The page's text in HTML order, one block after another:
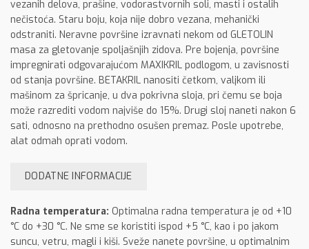
vezanih delova, prašine, vodorastvornih soli, masti i ostalih
nečistoća. Staru boju, koja nije dobro vezana, mehanički
odstraniti. Neravne površine izravnati nekom od GLETOLIN
masa za gletovanje spoljašnjih zidova. Pre bojenja, površine
impregnirati odgovarajućom MAXIKRIL podlogom, u zavisnosti
od stanja površine. BETAKRIL nanositi četkom, valjkom ili
mašinom za špricanje, u dva pokrivna sloja, pri čemu se boja
može razrediti vodom najviše do 15%. Drugi sloj naneti nakon 6
sati, odnosno na prethodno osušen premaz. Posle upotrebe,
alat odmah oprati vodom.
DODATNE INFORMACIJE
Radna temperatura: Optimalna radna temperatura je od +10
°C do +30 °C. Ne sme se koristiti ispod +5 °C, kao i po jakom
suncu, vetru, magli i kiši. Sveže nanete površine, u optimalnim